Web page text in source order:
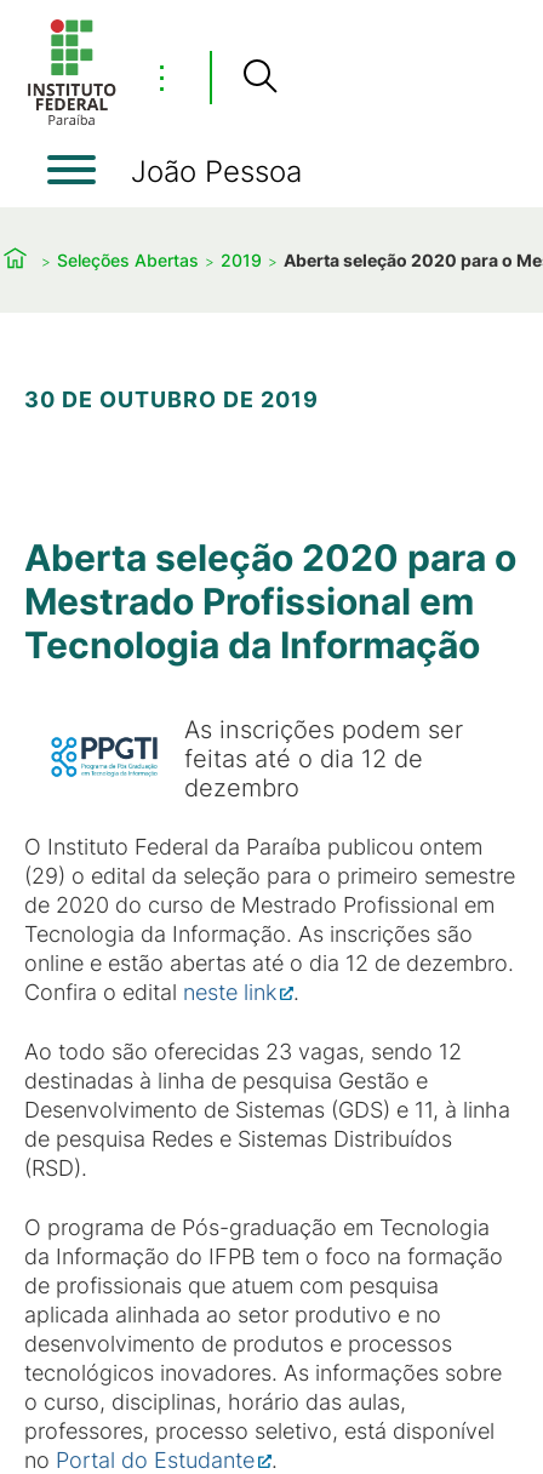
⋮
João Pessoa
Seleções Abertas 2019 Aberta seleção 2020 para o
30 DE OUTUBRO DE 2019
Aberta seleção 2020 para o
Mestrado Profissional em
Tecnologia da Informação
As inscrições podem ser
feitas até o dia 12 de
dezembro
O Instituto Federal da Paraíba publicou ontem
(29) o edital da seleção para o primeiro semestre
de 2020 do curso de Mestrado Profissional em
Tecnologia da Informação. As inscrições são
online e estão abertas até o dia 12 de dezembro.
Confira o edital neste link .
Ao todo são oferecidas 23 vagas, sendo 12
destinadas à linha de pesquisa Gestão e
Desenvolvimento de Sistemas (GDS) e 11, à linha
de pesquisa Redes e Sistemas Distribuídos
(RSD).
O programa de Pós-graduação em Tecnologia
da Informação do IFPB tem o foco na formação
de profissionais que atuem com pesquisa
aplicada alinhada ao setor produtivo e no
desenvolvimento de produtos e processos
tecnológicos inovadores. As informações sobre
o curso, disciplinas, horário das aulas,
professores, processo seletivo, está disponível
no Portal do Estudante .